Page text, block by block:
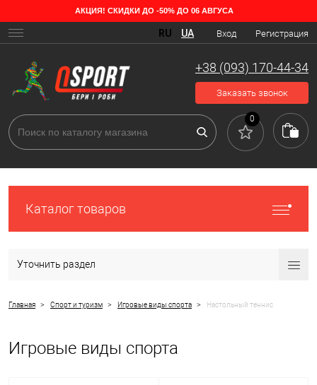
АКЦИЯ! СКИДКИ ДО -50% ДО 06 АВГУСА
Вход Регистрация
RU UA
+38 (093) 170-44-34
Заказать звонок
0
Каталог товаров
Уточнить раздел
Главная > Спорт и туризм > Игровые виды спорта > Настольный теннис
Игровые виды спорта